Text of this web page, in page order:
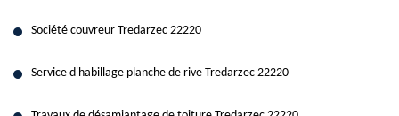
Société couvreur Tredarzec 22220
Service d'habillage planche de rive Tredarzec 22220